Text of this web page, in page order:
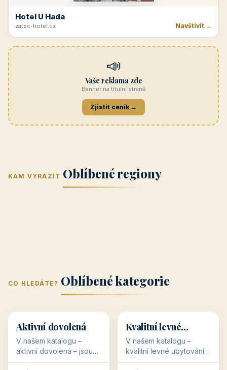
Hotel U Hada
zatec-hotel.cz Navštívit →
📣
Vaše reklama zde
Banner na titulní straně
Zjistit ceník →
KAM VYRAZIT Oblíbené regiony
(Jihomoravský
kraj)
kraj)
Zlínský kraj Žilinský
Karlovarský
Střední Čechy
(Středočeský
CO HLEDÁTE? Oblíbené kategorie
🥾 36 objektů
Aktivní dovolená
V našem katalogu –
aktivní dovolená – jsou
pro Vás připraveny
💰
💰
34 objektů
Kvalitní levné
ubytování
V našem katalogu –
kvalitní levné ubytování –
jsou pro Vás připraveny